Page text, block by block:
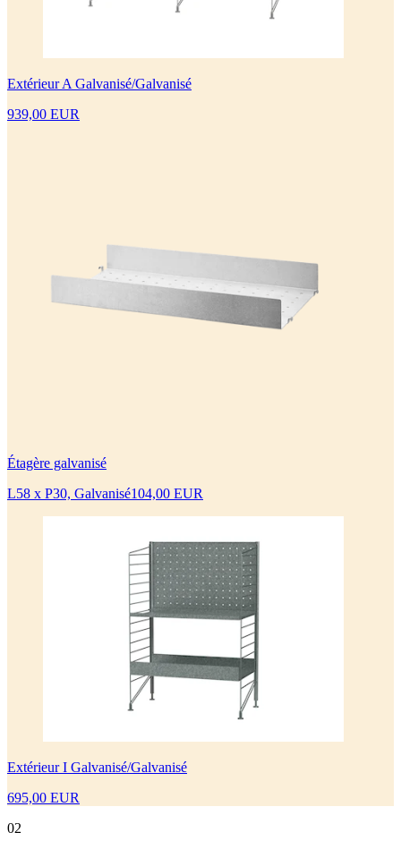
Extérieur A Galvanisé/Galvanisé
939,00 EUR
Étagère galvanisé
L58 x P30, Galvanisé104,00 EUR
Extérieur I Galvanisé/Galvanisé
695,00 EUR
02